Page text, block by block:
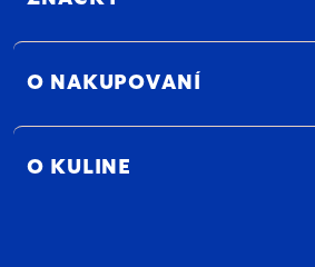
O NAKUPOVANÍ
O KULINE